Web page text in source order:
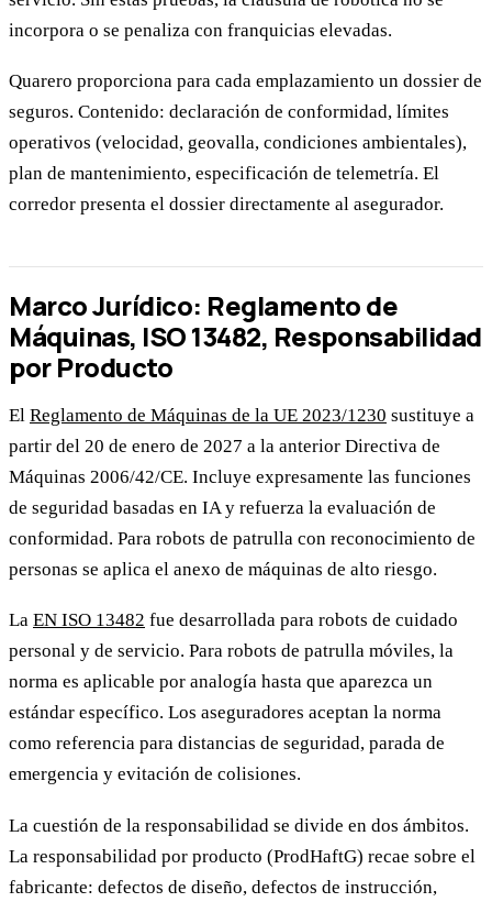
incorpora o se penaliza con franquicias elevadas.
Quarero proporciona para cada emplazamiento un dossier de
seguros. Contenido: declaración de conformidad, límites
operativos (velocidad, geovalla, condiciones ambientales),
plan de mantenimiento, especificación de telemetría. El
corredor presenta el dossier directamente al asegurador.
Marco Jurídico: Reglamento de
Máquinas, ISO 13482, Responsabilidad
por Producto
El Reglamento de Máquinas de la UE 2023/1230 sustituye a
partir del 20 de enero de 2027 a la anterior Directiva de
Máquinas 2006/42/CE. Incluye expresamente las funciones
de seguridad basadas en IA y refuerza la evaluación de
conformidad. Para robots de patrulla con reconocimiento de
personas se aplica el anexo de máquinas de alto riesgo.
La EN ISO 13482 fue desarrollada para robots de cuidado
personal y de servicio. Para robots de patrulla móviles, la
norma es aplicable por analogía hasta que aparezca un
estándar específico. Los aseguradores aceptan la norma
como referencia para distancias de seguridad, parada de
emergencia y evitación de colisiones.
La cuestión de la responsabilidad se divide en dos ámbitos.
La responsabilidad por producto (ProdHaftG) recae sobre el
fabricante: defectos de diseño, defectos de instrucción,